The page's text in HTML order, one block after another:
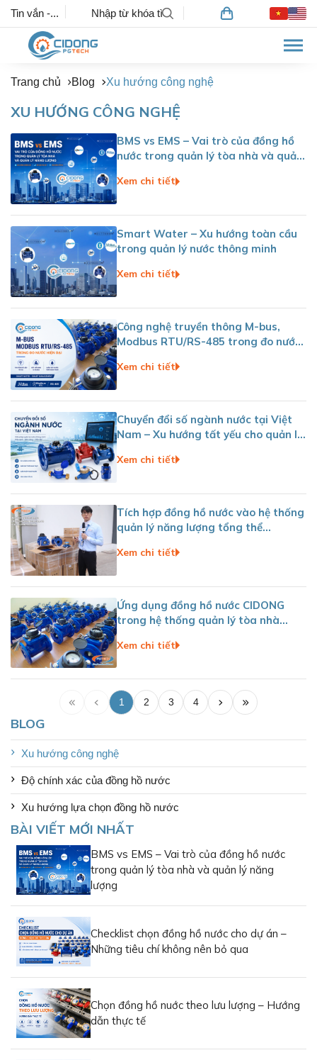
Tin vắn -...
Đồng hồ nước dạng piston là một trong số dòng sản phẩm
chủ lực của đồng hồ nước CIDONG tại Việt Nam. Với thiết
kế nhỏ gọn, độ chính xác Class B (ISO 4064), có thể lắp
đứng hoặc lắp ngang, đồng hồ nước dạng piston phù hợp
cho những căn hộ chung cư, căn hộ mini, khu dân cư đô
thị, toà nhà văn phòng, thương mại, v.v. Có tuỳ chọn kết nối
BMS qua cổng truyền thông RS485 hoặc Mbus.
Trang chủ Blog Xu hướng công nghệ
XU HƯỚNG CÔNG NGHỆ
BMS vs EMS – Vai trò của đồng hồ
nước trong quản lý tòa nhà và quản
Xem chi tiết
Smart Water – Xu hướng toàn cầu
trong quản lý nước thông minh
Xem chi tiết
Công nghệ truyền thông M-bus,
Modbus RTU/RS-485 trong đo nước
Xem chi tiết
Chuyển đổi số ngành nước tại Việt
Nam – Xu hướng tất yếu cho quản lý
Xem chi tiết
Tích hợp đồng hồ nước vào hệ thống
quản lý năng lượng tổng thể
Xem chi tiết
Ứng dụng đồng hồ nước CIDONG
trong hệ thống quản lý tòa nhà
Xem chi tiết
1 2 3 4
BLOG
Xu hướng công nghệ
Độ chính xác của đồng hồ nước
Xu hướng lựa chọn đồng hồ nước
BÀI VIẾT MỚI NHẤT
BMS vs EMS – Vai trò của đồng hồ nước
trong quản lý tòa nhà và quản lý năng
lượng
Checklist chọn đồng hồ nước cho dự án –
Những tiêu chí không nên bỏ qua
Chọn đồng hồ nuớc theo lưu lượng – Hướng
dẫn thực tế